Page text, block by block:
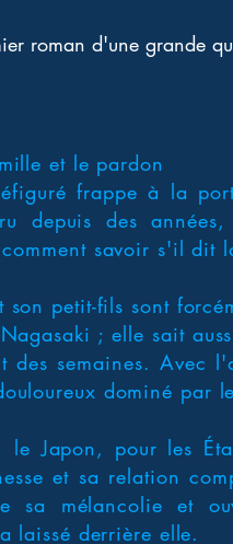
roman d'une grande
et le pardon
frappe à la
depuis des années,
savoir s'il dit
petit-fils sont
; elle sait
semaines. Avec
dominé par
Japon, pour les
et sa relation
sa mélancolie et
laissé derrière elle.